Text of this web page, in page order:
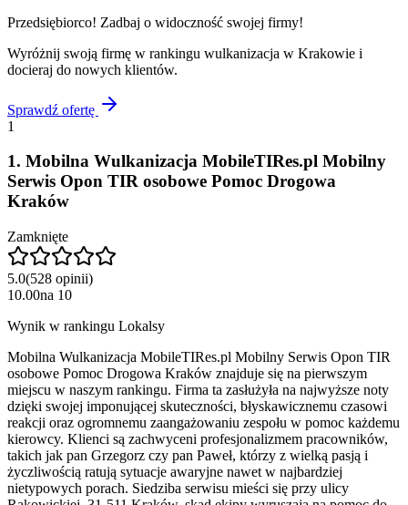
Przedsiębiorco! Zadbaj o widoczność swojej firmy!
Wyróżnij swoją firmę w rankingu wulkanizacja w Krakowie i
docieraj do nowych klientów.
Sprawdź ofertę
1
1. Mobilna Wulkanizacja MobileTIRes.pl Mobilny
Serwis Opon TIR osobowe Pomoc Drogowa
Kraków
Zamknięte
5.0(528 opinii)
10.00na 10
Wynik w rankingu Lokalsy
Mobilna Wulkanizacja MobileTIRes.pl Mobilny Serwis Opon TIR
osobowe Pomoc Drogowa Kraków znajduje się na pierwszym
miejscu w naszym rankingu. Firma ta zasłużyła na najwyższe noty
dzięki swojej imponującej skuteczności, błyskawicznemu czasowi
reakcji oraz ogromnemu zaangażowaniu zespołu w pomoc każdemu
kierowcy. Klienci są zachwyceni profesjonalizmem pracowników,
takich jak pan Grzegorz czy pan Paweł, którzy z wielką pasją i
życzliwością ratują sytuacje awaryjne nawet w najbardziej
nietypowych porach. Siedziba serwisu mieści się przy ulicy